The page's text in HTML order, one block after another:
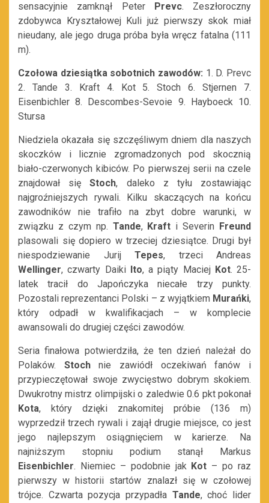
sensacyjnie zamknął Peter
Prevc. Zeszłoroczny
zdobywca Kryształowej Kuli już pierwszy skok miał
nieudany, ale jego druga próba była wręcz fatalna (111
m).
Czołowa dziesiątka sobotnich zawodów: 1. D. Prevc
2. Tande 3. Kraft 4. Kot 5. Stoch 6. Stjernen 7.
Eisenbichler 8. Descombes-Sevoie 9. Hayboeck 10.
Stursa
Niedziela okazała się szczęśliwym dniem dla naszych
skoczków i licznie zgromadzonych pod skocznią
biało-czerwonych kibiców. Po pierwszej serii na czele
znajdował sięStoch, daleko z tyłu zostawiając
najgroźniejszych rywali. Kilku skaczących na końcu
zawodników nie trafiło na zbyt dobre warunki, w
związku z czym np. Tande, Kraft i Severin
Freund
plasowali się dopiero w trzeciej dziesiątce. Drugi był
niespodziewanie Jurij Tepes, trzeci Andreas
Wellinger, czwarty Daiki Ito, a piąty Maciej Kot. 25-
latek tracił do Japończyka niecałe trzy punkty.
Pozostali reprezentanci Polski – z wyjątkiem Murańki,
który odpadł w kwalifikacjach – w komplecie
awansowali do drugiej części zawodów.
Seria finałowa potwierdziła, że ten dzień należał do
Polaków. Stochnie zawiódł oczekiwań fanów i
przypieczętował swoje zwycięstwo dobrym skokiem.
Dwukrotny mistrz olimpijski o zaledwie 0.6 pkt pokonał
Kota, który dzięki znakomitej próbie (136 m)
wyprzedził trzech rywali i zajął drugie miejsce, co jest
jego najlepszym osiągnięciem w karierze. Na
najniższym stopniu podium stanął Markus
Eisenbichler. Niemiec – podobnie jak Kot – po raz
pierwszy w historii startów znalazł się w czołowej
trójce. Czwarta pozycja przypadła Tande, choć lider